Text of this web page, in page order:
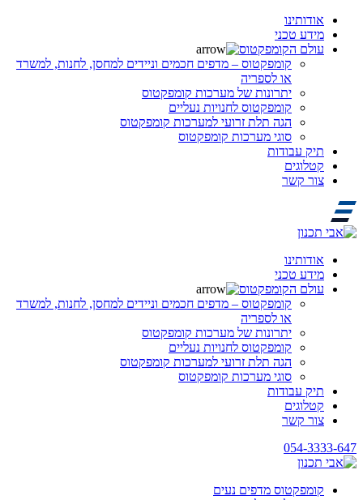
אודותינו
מידע טכני
עולם הקומפקטוס
קומפקטוס – מדפים חכמים וניידים למחסן, לחנות, למשרד
או לספריה
יתרונות של מערכות קומפקטוס
קומפקטוס לחנויות נעליים
הגה תלת זרועי למערכות קומפקטוס
סוגי מערכות קומפקטוס
תיק עבודות
קטלוגים
צור קשר
אודותינו
מידע טכני
עולם הקומפקטוס
קומפקטוס – מדפים חכמים וניידים למחסן, לחנות, למשרד
או לספריה
יתרונות של מערכות קומפקטוס
קומפקטוס לחנויות נעליים
הגה תלת זרועי למערכות קומפקטוס
סוגי מערכות קומפקטוס
תיק עבודות
קטלוגים
צור קשר
054-3333-647
קומפקטוס מדפים נעים